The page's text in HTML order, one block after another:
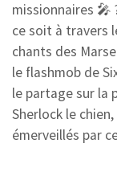
missionnaires 🎤
ce soit à travers
chants des
le flashmob de
le partage sur la
Sherlock le
émerveillés par